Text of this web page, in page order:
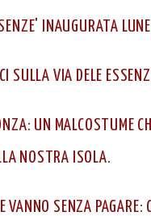
INAUGURATA
SULLA VIA DELE
UN MALCOSTUME
NOSTRA ISOLA.
VANNO SENZA PAGARE: